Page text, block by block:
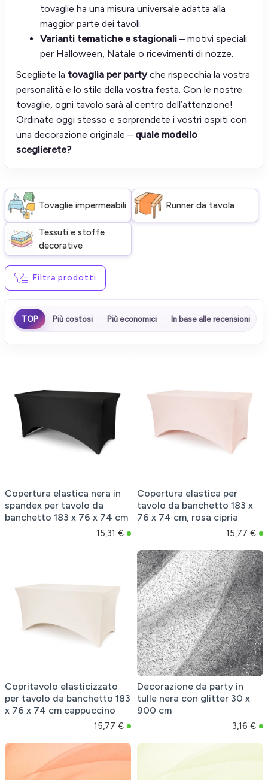
tovaglie ha una misura universale adatta alla
maggior parte dei tavoli.
Varianti tematiche e stagionali – motivi speciali
per Halloween, Natale o ricevimenti di nozze.
Scegliete la tovaglia per partyche rispecchia la vostra
personalità e lo stile della vostra festa. Con le nostre
tovaglie, ogni tavolo sarà al centro dell’attenzione!
Ordinate oggi stesso e sorprendete i vostri ospiti con
una decorazione originale – quale modello
sceglierete?
Tovaglie impermeabili Runner da tavola
Tessuti e stoffe
decorative
Filtra prodotti
TOP Più costosi Più economici In base alle recensioni
Copertura elastica nera in
spandex per tavolo da
banchetto 183 x 76 x 74 cm
15,31 €
Copertura elastica per
tavolo da banchetto 183 x
76 x 74 cm, rosa cipria
15,77 €
Copritavolo elasticizzato
per tavolo da banchetto 183
x 76 x 74 cm cappuccino
15,77 €
Decorazione da party in
tulle nera con glitter 30 x
900 cm
3,16 €